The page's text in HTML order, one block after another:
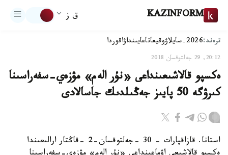
KAZINFORM ق ز
ترەند:2026-سايلاۋ وقيعاتاعايىنداۋاقوردا
20:12, 29 جەلتوقسان 2018
ەكسپو قالاشىعىنداعى «نۇر الەم» مۋزەي-سفەراسىنا
كىرۋگە 50 پايىز جەڭىلدىك جاسالادى
استانا. قازاقپارات - 30 -جەلتوقسان-2 -قاڭتار ارالىعىندا